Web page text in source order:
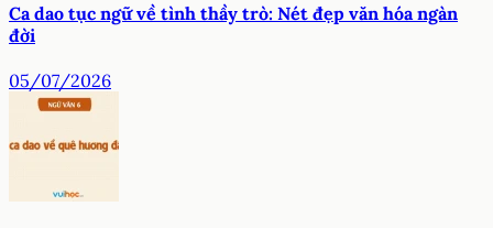
Ca dao tục ngữ về tình thầy trò: Nét đẹp văn hóa ngàn
đời
05/07/2026